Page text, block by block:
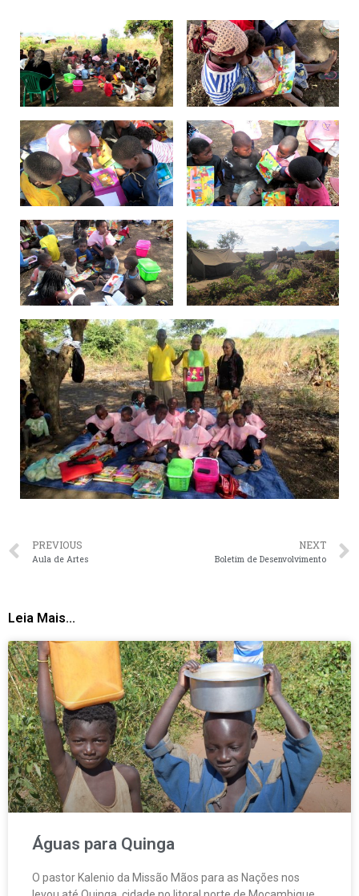
PREVIOUS
Aula de Artes
NEXT
Boletim de Desenvolvimento
Leia Mais...
Águas para Quinga
O pastor Kalenio da Missão Mãos para as Nações nos